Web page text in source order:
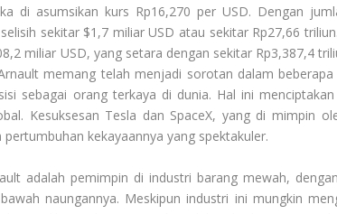
di asumsikan kurs Rp16,270 per USD. Dengan
sekitar $1,7 miliar USD atau sekitar Rp27,66
miliar USD, yang setara dengan sekitar Rp3,387,4
memang telah menjadi sorotan dalam
sebagai orang terkaya di dunia. Hal ini
Kesuksesan Tesla dan SpaceX, yang di mimpin
kekayaannya yang spektakuler.
adalah pemimpin di industri barang mewah,
naungannya. Meskipun industri ini mungkin